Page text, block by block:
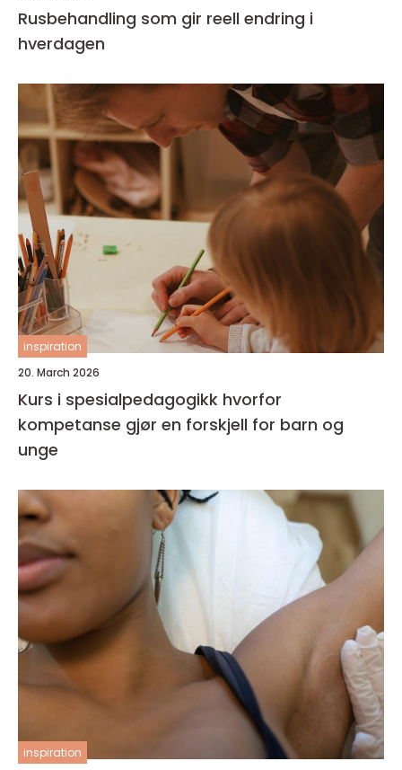
Rusbehandling som gir reell endring i
hverdagen
inspiration
20. March 2026
Kurs i spesialpedagogikk hvorfor
kompetanse gjør en forskjell for barn og
unge
inspiration